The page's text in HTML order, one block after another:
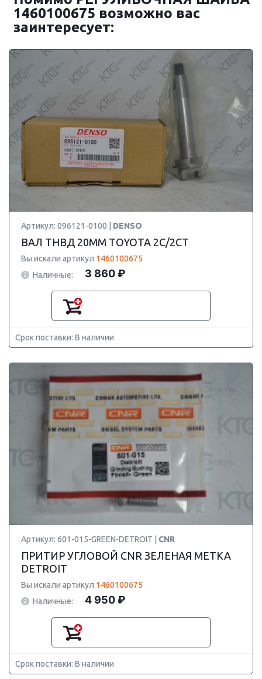
1460100675 возможно вас
заинтересует:
Артикул: 096121-0100 | DENSO
ВАЛ ТНВД 20MM TOYOTA 2C/2CT
Вы искали артикул 1460100675
Наличные:
3 860 ₽
Срок поставки: В наличии
Артикул: 601-015-GREEN-DETROIT | CNR
ПРИТИР УГЛОВОЙ CNR ЗЕЛЕНАЯ МЕТКА
DETROIT
Вы искали артикул 1460100675
Наличные:
4 950 ₽
Срок поставки: В наличии